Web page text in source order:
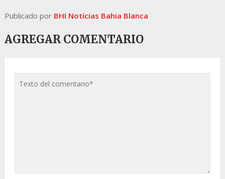
Publicado por BHI Noticias Bahia Blanca
AGREGAR COMENTARIO